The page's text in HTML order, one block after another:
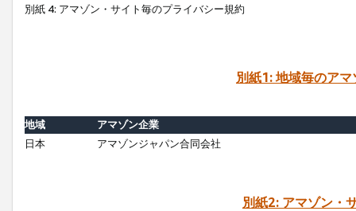
別紙 4: アマゾン・サイト毎のプライバシー規約
別紙1: 地域毎のア
地域
アマゾン企業
日本
アマゾンジャパン合同会社
別紙2: アマゾン・